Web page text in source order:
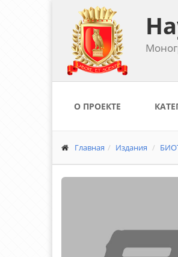
О ПРОЕКТЕ
Главная Издания